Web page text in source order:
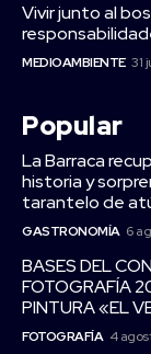
Vivir junto al
MEDIOAMBIENTE 31
Popular
La Barraca
historia y
tarantelo de
GASTRONOMÍA 6
BASES DEL
FOTOGRAFÍA
PINTURA «EL
FOTOGRAFÍA 4